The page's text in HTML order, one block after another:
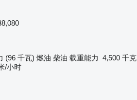
(96 千瓦) 燃油 柴油 载重能力 4,500 千克
/小时